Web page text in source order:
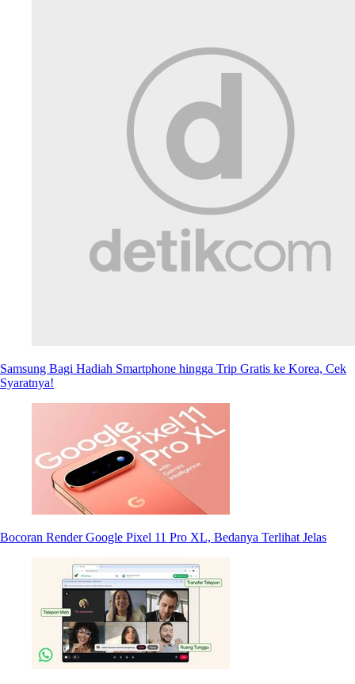
Samsung Bagi Hadiah Smartphone hingga Trip Gratis ke Korea, Cek
Syaratnya!
Bocoran Render Google Pixel 11 Pro XL, Bedanya Terlihat Jelas